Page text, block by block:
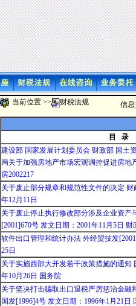
当前位置 >> 财税法规 信息
目 ..录
建设部 国家发展计划委员会 财政部 国土
局关于加强房地产市场宏观调控促进房地
房2002217
关于废止部分规章和规范性文件的决定 财
年12月11日
关于废止停止执行修改部分涉及企业资产
[2001]670号 发文日期：2001年11月5日 财
软件出口管理和统计办法 外经贸技发
25日
关于实施西部大开发若干政策措施的通知
年10月26日 国务院
关于坚决打击骗取出口退税严厉惩治金融
国发[1996]4号 发文日期：1996年1月21日